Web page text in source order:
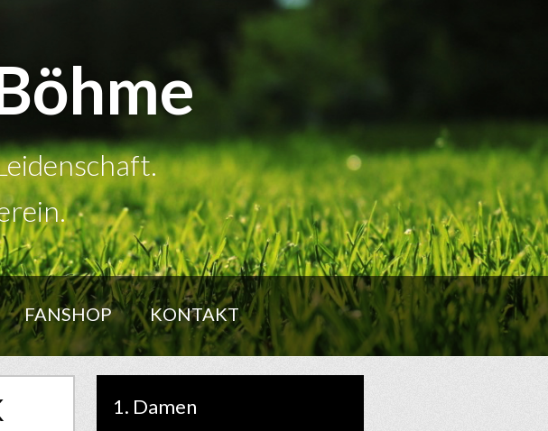
FANSHOP KONTAKT
1. Damen